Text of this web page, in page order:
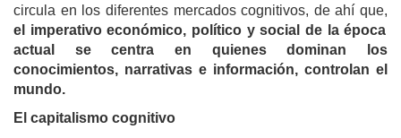
circula en los diferentes mercados cognitivos, de ahí que,
el imperativo económico, político y social de la época
actual se centra en quienes dominan los
conocimientos, narrativas e información, controlan el
mundo.
El capitalismo cognitivo